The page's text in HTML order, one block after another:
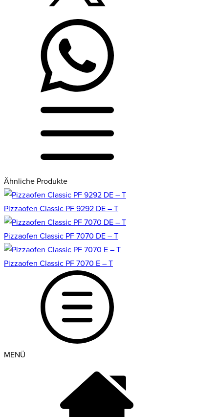
Ähnliche Produkte
Pizzaofen Classic PF 9292 DE – T
Pizzaofen Classic PF 7070 DE – T
Pizzaofen Classic PF 7070 E – T
MENÜ